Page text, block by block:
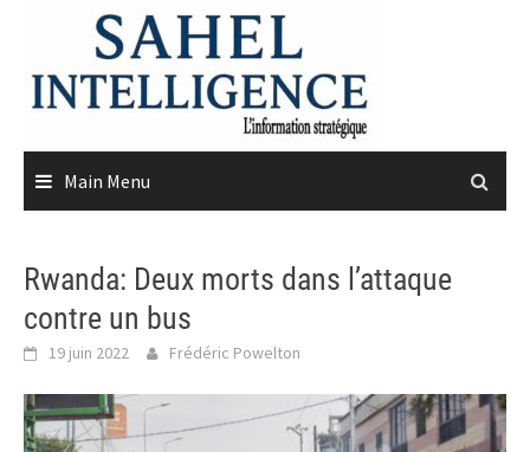
content
Main Menu
Rwanda: Deux morts dans l’attaque
contre un bus
19 juin 2022 Frédéric Powelton